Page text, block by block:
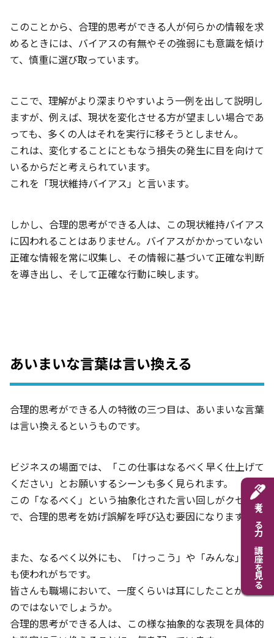
このことから、合理的思考ができる人が何らかの情報を求
めるときには、バイアスの有無やその強弱にも意識を傾け
て、慎重に選び取っています。
ここで、理解がより深まりやすいよう一例を出して説明し
ますが、例えば、現状を変化させる方が望ましい場合であ
っても、多くの人はそれを実行に移そうとしません。
これは、変化することにともなう損失の発生に目を向けて
いるからだと考えられています。
これを「現状維持バイアス」と言います。
しかし、合理的思考ができる人は、この現状維持バイアス
に囚われることはありません。バイアスがかかっていない
正確な情報を常に収集し、その情報に基づいて正確な判断
を導き出し、そして正確な行動に映します。
あいまいな言葉は言い換える
合理的思考ができる人の特徴の三つ目は、あいまいな言葉
は言い換えるというものです。
ビジネスの場面では、「この仕事はなるべく早く仕上げて
ください」とお願いするシーンも多く見られます。
この「なるべく」という抽象化された言い回しがクセモノ
で、合理的思考を妨げ誤解を呼び込む要因になります。
また、なるべく以外にも、「けっこう」や「みんな」など
も使われがちです。
皆さんも職場において、一度くらいは耳にしたことがある
のではないでしょうか。
合理的思考ができる人は、この様な抽象的な表現を具体的
考える力 講座を見る